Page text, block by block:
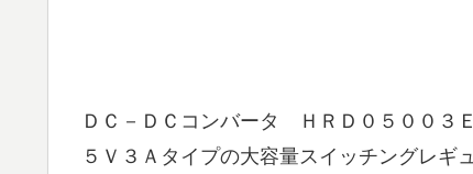
ＤＣ－ＤＣコンバータ ＨＲＤ０５００３
５Ｖ３Ａタイプの大容量スイッチングレギ